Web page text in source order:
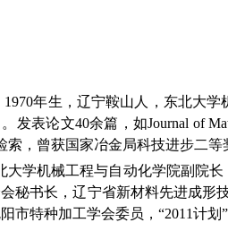
1970年生，辽宁鞍山人，东北大
发表论文40余篇，如Journal of
索，曾获国家冶金局科技进步二
大学机械工程与自动化学院副院
秘书长，辽宁省新材料先进成形
市特种加工学会委员，“2011计划